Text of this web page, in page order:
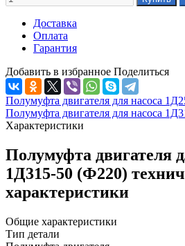
Доставка
Оплата
Гарантия
Добавить в избранное Поделиться
Полумуфта двигателя для насоса
Полумуфта двигателя для насоса
Характеристики
Полумуфта двигателя
1Д315-50 (Ф220)
характеристики
Общие характеристики
Тип детали